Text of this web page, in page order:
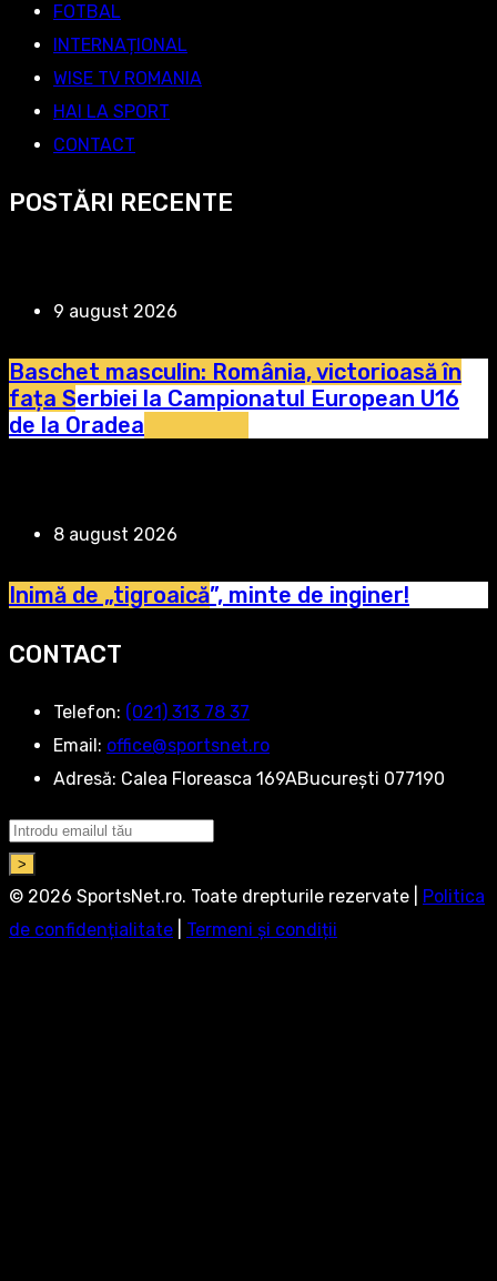
FOTBAL
INTERNAȚIONAL
WISE TV ROMANIA
HAI LA SPORT
CONTACT
POSTĂRI RECENTE
9 august 2026
Baschet masculin: România, victorioasă în
fața Serbiei la Campionatul European U16
de la Oradea
8 august 2026
Inimă de „tigroaică”, minte de inginer!
CONTACT
Telefon: ‭(021) 313 78 37‬
Email: office@sportsnet.ro
Adresă: Calea Floreasca 169ABucurești 077190
>
© 2026 SportsNet.ro. Toate drepturile rezervate | Politica
de confidențialitate
Termeni și condiții